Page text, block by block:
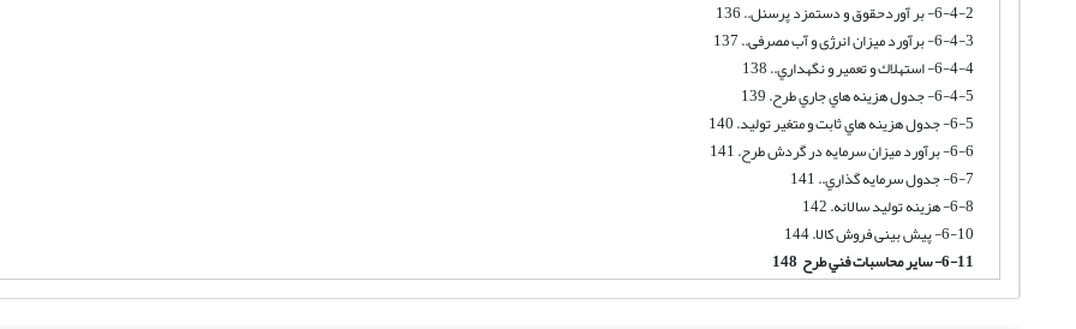
6-4-2- بر آوردحقوق و دستمزد پرسنل.. 136
6-4-3- برآورد میزان انرژی و آب مصرفی.. 137
6-4-4- استهلاك و تعمير و نگهداري.. 138
6-4-5- جدول هزينه هاي جاري طرح. 139
6-5- جدول هزينه هاي ثابت و متغير توليد. 140
6-6- برآورد میزان سرمایه در گردش طرح. 141
6-7- جدول سرمايه گذاري.. 141
6-8- هزینه تولید سالانه. 142
6-10- پیش بینی فروش کالا. 144
6-11- ساير محاسبات فني طرح 148